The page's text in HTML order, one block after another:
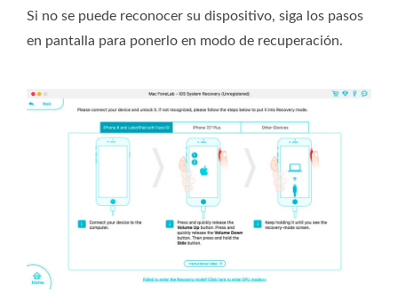
Si no se puede reconocer su dispositivo, siga los pasos
en pantalla para ponerlo en modo de recuperación.